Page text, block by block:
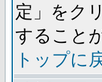
定」をク
すること
トップに